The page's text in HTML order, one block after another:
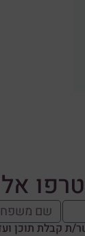
ת קבלת תוכן